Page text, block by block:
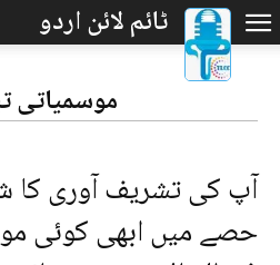
موسمیاتی
آپ کی تشریف آوری کا
حصے میں ابھی کوئی